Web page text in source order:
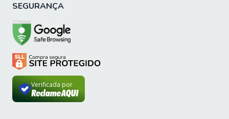
SEGURANÇA
Verificada por